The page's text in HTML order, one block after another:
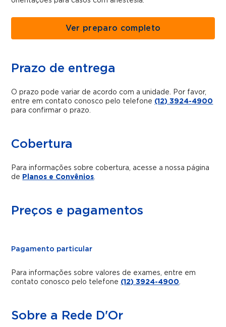
Ver preparo completo
Prazo de entrega
O prazo pode variar de acordo com a unidade. Por favor,
entre em contato conosco pelo telefone (12) 3924-4900
para confirmar o prazo.
Cobertura
Para informações sobre cobertura, acesse a nossa página
de Planos e Convênios.
Preços e pagamentos
Pagamento particular
Para informações sobre valores de exames, entre em
contato conosco pelo telefone (12) 3924-4900.
Sobre a Rede D'Or